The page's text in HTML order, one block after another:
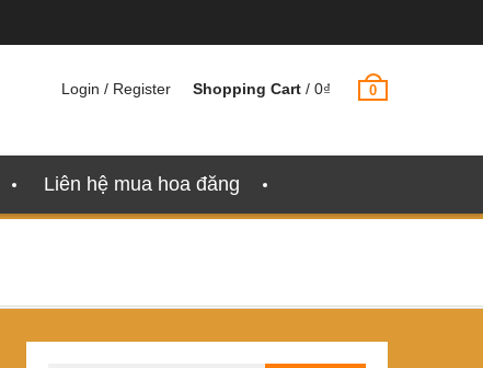
Login / Register Shopping Cart / 0₫ 0
Liên hệ mua hoa đăng